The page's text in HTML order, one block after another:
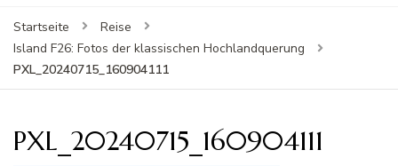
Startseite
Reise
Island F26: Fotos der klassischen Hochlandquerung
PXL_20240715_160904111
PXL_20240715_160904111